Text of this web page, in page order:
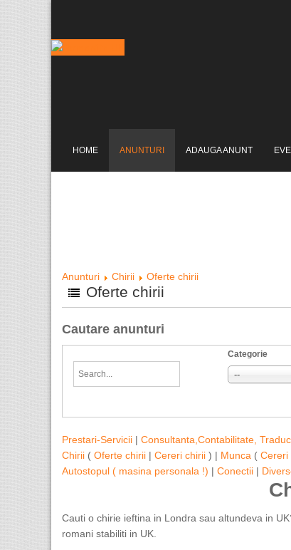
HOME ANUNTURI ADAUGA ANUNT
Anunturi Chirii Oferte chirii
Oferte chirii
Cautare anunturi
Categorie
--
Prestari-Servicii | Consultanta,Contabilitate,
Chirii ( Oferte chirii | Cereri chirii ) | Munca ( Cereri
Autostopul ( masina personala !) | Conectii |
Cauti o chirie ieftina in Londra sau altundeva in
romani stabiliti in UK.